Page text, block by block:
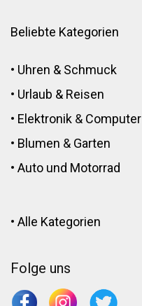
Beliebte Kategorien
• Uhren & Schmuck
• Urlaub & Reisen
• Elektronik & Computer
• Blumen & Garten
• Auto und Motorrad
• Alle Kategorien
Folge uns